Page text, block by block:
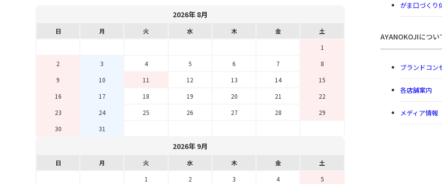
2026年 8月
日 月 火 水 木 金
土
1
2
3 4 5 6 7
8
9
10 11 12 13 14
15
16
17 18 19 20 21
22
23
24 25 26 27 28
29
30
31
2026年 9月
日 月 火 水 木 金
土
1
2 3 4
5
がま口づくり
AYANOKOJIについ
ブランドコン
各店舗案内
メディア情報